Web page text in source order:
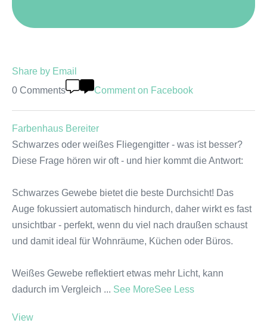
Share by Email
0 Comments
Comment on Facebook
Farbenhaus Bereiter
Schwarzes oder weißes Fliegengitter - was ist besser?
Diese Frage hören wir oft - und hier kommt die Antwort:
Schwarzes Gewebe bietet die beste Durchsicht! Das
Auge fokussiert automatisch hindurch, daher wirkt es fast
unsichtbar - perfekt, wenn du viel nach draußen schaust
und damit ideal für Wohnräume, Küchen oder Büros.
Weißes Gewebe reflektiert etwas mehr Licht, kann
dadurch im Vergleich ... See MoreSee Less
View